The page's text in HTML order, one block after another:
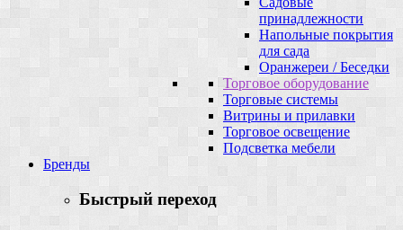
принадлежности
Напольные покрытия
для сада
Оранжереи / Беседки
Торговое оборудование
Торговые системы
Витрины и прилавки
Торговое освещение
Подсветка мебели
Бренды
Быстрый переход